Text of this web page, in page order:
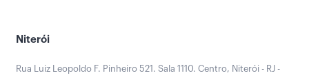
Niterói
Rua Luiz Leopoldo F. Pinheiro 521. Sala 1110. Centro, Niterói - RJ -